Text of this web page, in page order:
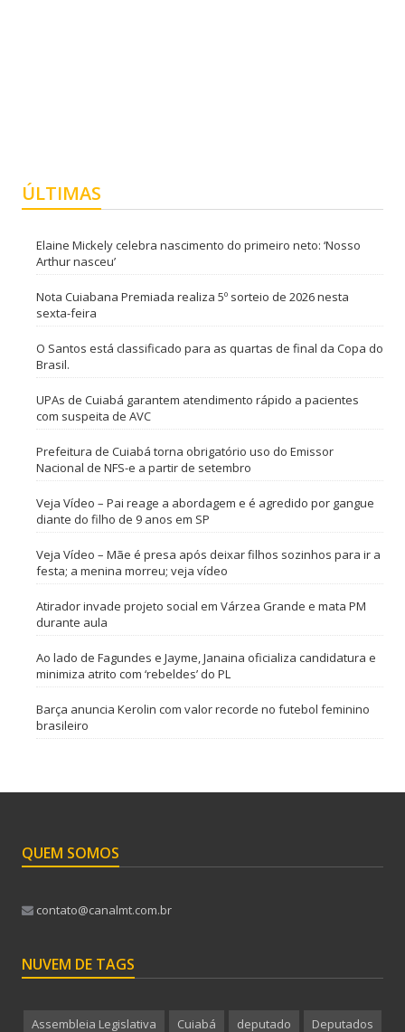
ÚLTIMAS
Elaine Mickely celebra nascimento do primeiro neto: ‘Nosso
Arthur nasceu’
Nota Cuiabana Premiada realiza 5º sorteio de 2026 nesta
sexta-feira
O Santos está classificado para as quartas de final da Copa do
Brasil.
UPAs de Cuiabá garantem atendimento rápido a pacientes
com suspeita de AVC
Prefeitura de Cuiabá torna obrigatório uso do Emissor
Nacional de NFS-e a partir de setembro
Veja Vídeo – Pai reage a abordagem e é agredido por gangue
diante do filho de 9 anos em SP
Veja Vídeo – Mãe é presa após deixar filhos sozinhos para ir a
festa; a menina morreu; veja vídeo
Atirador invade projeto social em Várzea Grande e mata PM
durante aula
Ao lado de Fagundes e Jayme, Janaina oficializa candidatura e
minimiza atrito com ‘rebeldes’ do PL
Barça anuncia Kerolin com valor recorde no futebol feminino
brasileiro
QUEM SOMOS
contato@canalmt.com.br
NUVEM DE TAGS
Assembleia Legislativa Cuiabá deputado Deputados